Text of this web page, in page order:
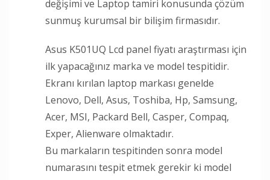
değişimi ve Laptop tamiri konusunda çözüm
sunmuş kurumsal bir bilişim firmasıdır.
Asus K501UQ Lcd panel fiyatı araştırması için
ilk yapacağınız marka ve model tespitidir.
Ekranı kırılan laptop markası genelde
Lenovo, Dell, Asus, Toshiba, Hp, Samsung,
Acer, MSI, Packard Bell, Casper, Compaq,
Exper, Alienware olmaktadır.
Bu markaların tespitinden sonra model
numarasını tespit etmek gerekir ki model